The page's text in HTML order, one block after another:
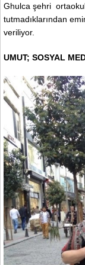
Ghulca şehri
tutmadıklarından
veriliyor.
UMUT; SOSYAL